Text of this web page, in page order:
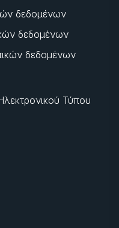
δεδομένων
δεδομένων
δεδομένων
Τύπου